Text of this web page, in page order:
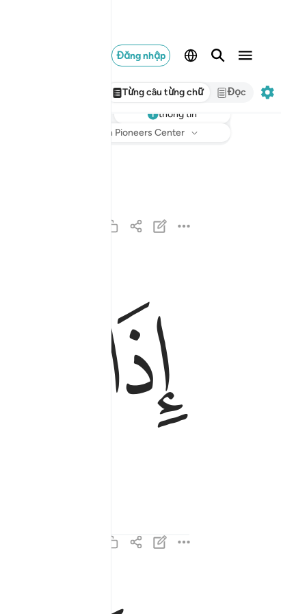
Đăng nhập
Từng câu từng chữ Đọc
thông tin
: Translation Pioneers Center
ﱁ